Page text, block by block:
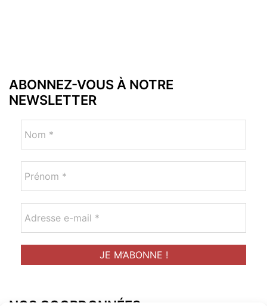
ABONNEZ-VOUS À NOTRE
NEWSLETTER